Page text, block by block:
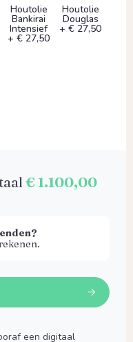
Houtolie
Bankirai
Intensief
+ € 27,50
Houtolie
Douglas
+ € 27,50
€ 1.100,00
een digitaal